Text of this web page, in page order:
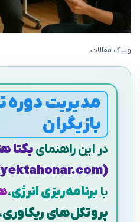
وبلاگ مقالات
مدیریت دوره
بازیگران
در این راهنماییکتا
(yektahonar.com)
با برنامه‌ریزی انرژی،
پروتکل‌های ریکاوری